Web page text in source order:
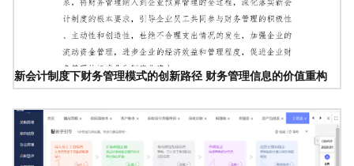
新会计制度下财务管理模式的创新路径 财务管理信息的价值重构